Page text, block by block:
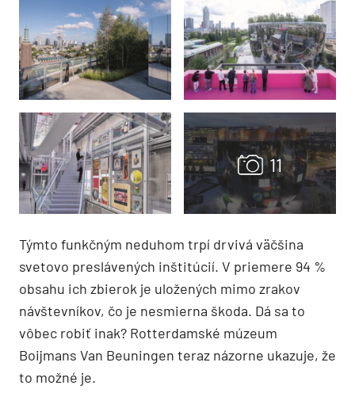
Týmto funkčným neduhom trpí drvivá väčšina
svetovo preslávených inštitúcií. V priemere 94 %
obsahu ich zbierok je uložených mimo zrakov
návštevníkov, čo je nesmierna škoda. Dá sa to
vôbec robiť inak? Rotterdamské múzeum
Boijmans Van Beuningen teraz názorne ukazuje, že
to možné je.